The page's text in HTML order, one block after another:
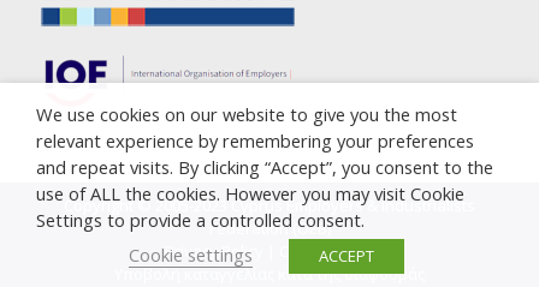
Copyright © 2005-2023 Cyprus Employers & Industrialists
Federation (OEB)
Privacy Policy
Cookie Policy
Υποβολή καταγγελίας κατά της διαφθοράς
We use cookies on our website to give you the most
relevant experience by remembering your preferences
and repeat visits. By clicking “Accept”, you consent to the
use of ALL the cookies. However you may visit Cookie
Settings to provide a controlled consent.
Cookie settings
ACCEPT